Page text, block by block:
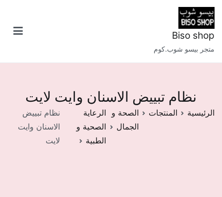
تخطى
إلى
المحتوى
Biso shop
متجر بيسو شوب.كوم
نظام تبييض الاسنان وايت لايت
الرئيسية المنتجات
الصحة و
الجمال
الرعاية
الصحية و
الطبية
نظام تبييض
الاسنان وايت
لايت